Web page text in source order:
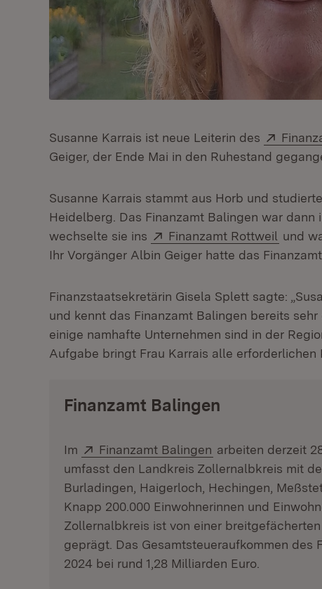
Susanne Karrais ist neue Leiterin des Extern:
Geiger, der Ende Mai in den Ruhestand
Susanne Karrais stammt aus Horb und
Heidelberg. Das Finanzamt Balingen war
wechselte sie ins
Extern:
Finanzamt Rottweil und
Ihr Vorgänger Albin Geiger hatte das
Finanzstaatsekretärin Gisela Splett sagte:
und kennt das Finanzamt Balingen bereits
einige namhafte Unternehmen sind in der
Aufgabe bringt Frau Karrais alle erforderlichen
Finanzamt Balingen
Im Extern:
Finanzamt Balingen (Öffnet in neuem
arbeiten derzeit
umfasst den Landkreis Zollernalbkreis mit
Burladingen, Haigerloch, Hechingen,
Knapp 200.000 Einwohnerinnen und
Zollernalbkreis ist von einer
geprägt. Das Gesamtsteueraufkommen des
2024 bei rund 1,28 Milliarden Euro.